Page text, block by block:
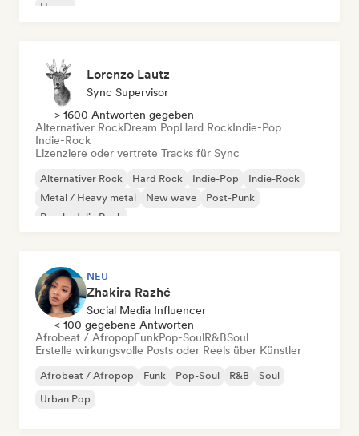
House
Lorenzo Lautz
Sync Supervisor
> 1600 Antworten gegeben
Alternativer RockDream PopHard RockIndie-Pop
Indie-Rock
Lizenziere oder vertrete Tracks für Sync
Alternativer Rock Hard Rock Indie-Pop
Indie-Rock
Metal / Heavy metal
New wave
Post-Punk
Psychedelic Rock
NEU
Zhakira Razhé
Social Media Influencer
< 100 gegebene Antworten
Afrobeat / AfropopFunkPop-SoulR&BSoul
Erstelle wirkungsvolle Posts oder Reels über Künstler
Afrobeat / Afropop Funk Pop-Soul R&B
Soul
Urban Pop